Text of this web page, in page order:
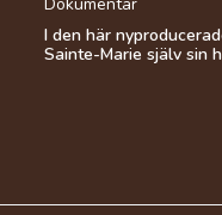
Dokumentär
I den här
Sainte-Marie själv sin